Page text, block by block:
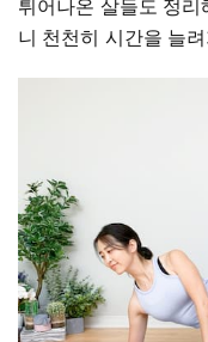
튀어나온 살들도 정리
니 천천히 시간을 늘